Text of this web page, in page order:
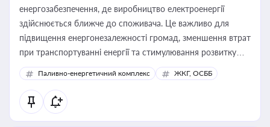
енергозабезпечення, де виробництво електроенергії
здійснюється ближче до споживача. Це важливо для
підвищення енергонезалежності громад, зменшення втрат
при транспортуванні енергії та стимулювання розвитку
відновлюваних джерел
Паливно-енергетичний комплекс ЖКГ, ОСББ